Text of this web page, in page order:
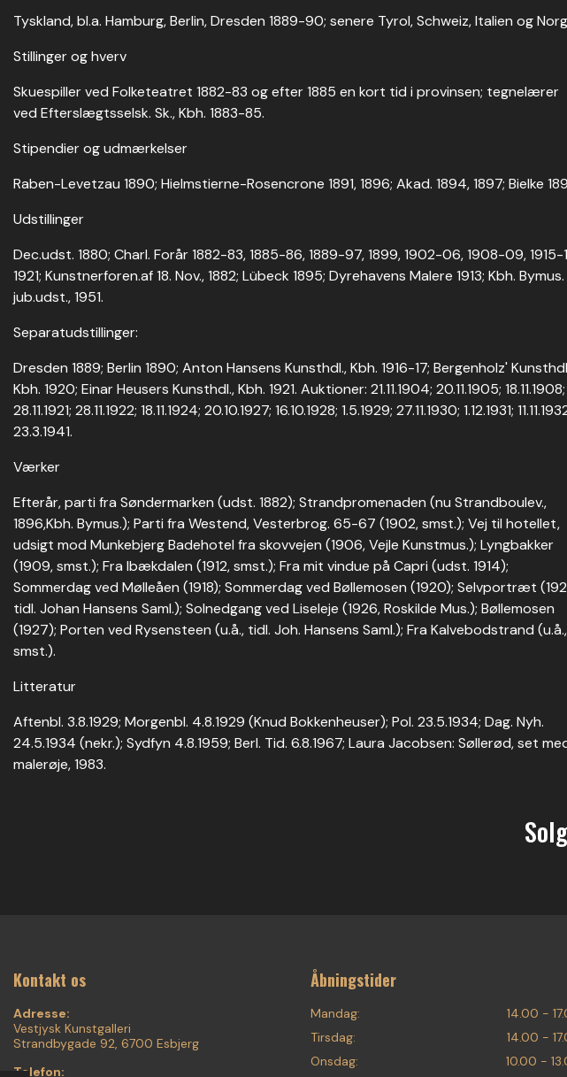
Tyskland, bl.a. Hamburg, Berlin, Dresden 1889-90; senere Tyrol, Schweiz, Italien og
Stillinger og hverv
Skuespiller ved Folketeatret 1882-83 og efter 1885 en kort tid i provinsen; tegnelærer
ved Efterslægtsselsk. Sk., Kbh. 1883-85.
Stipendier og udmærkelser
Raben-Levetzau 1890; Hielmstierne-Rosencrone 1891, 1896; Akad. 1894, 1897; Bielke
Udstillinger
Dec.udst. 1880; Charl. Forår 1882-83, 1885-86, 1889-97, 1899, 1902-06, 1908-09, 1915-
1921; Kunstnerforen.af 18. Nov., 1882; Lübeck 1895; Dyrehavens Malere 1913; Kbh. Bymus.
jub.udst., 1951.
Separatudstillinger:
Dresden 1889; Berlin 1890; Anton Hansens Kunsthdl., Kbh. 1916-17; Bergenholz'
Kbh. 1920; Einar Heusers Kunsthdl., Kbh. 1921. Auktioner: 21.11.1904; 20.11.1905; 18.11.1908;
28.11.1921; 28.11.1922; 18.11.1924; 20.10.1927; 16.10.1928; 1.5.1929; 27.11.1930; 1.12.1931;
23.3.1941.
Værker
Efterår, parti fra Søndermarken (udst. 1882); Strandpromenaden (nu Strandboulev.,
1896,Kbh. Bymus.); Parti fra Westend, Vesterbrog. 65-67 (1902, smst.); Vej til hotellet,
udsigt mod Munkebjerg Badehotel fra skovvejen (1906, Vejle Kunstmus.); Lyngbakker
(1909, smst.); Fra Ibækdalen (1912, smst.); Fra mit vindue på Capri (udst. 1914);
Sommerdag ved Mølleåen (1918); Sommerdag ved Bøllemosen (1920); Selvportræt
tidl. Johan Hansens Saml.); Solnedgang ved Liseleje (1926, Roskilde Mus.); Bøllemosen
(1927); Porten ved Rysensteen (u.å., tidl. Joh. Hansens Saml.); Fra Kalvebodstrand (u.å.,
smst.).
Litteratur
Aftenbl. 3.8.1929; Morgenbl. 4.8.1929 (Knud Bokkenheuser); Pol. 23.5.1934; Dag. Nyh.
24.5.1934 (nekr.); Sydfyn 4.8.1959; Berl. Tid. 6.8.1967; Laura Jacobsen: Søllerød, set
malerøje, 1983.
Kontakt os
Adresse:
Vestjysk Kunstgalleri
Strandbygade 92, 6700 Esbjerg
Telefon:
Åbningstider
Mandag:
14.00 -
Tirsdag:
14.00 -
Onsdag:
10.00 -